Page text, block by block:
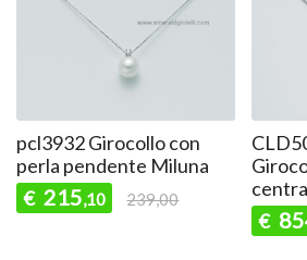
pcl3932 Girocollo con
perla pendente Miluna
€ 215,10 239,00
€